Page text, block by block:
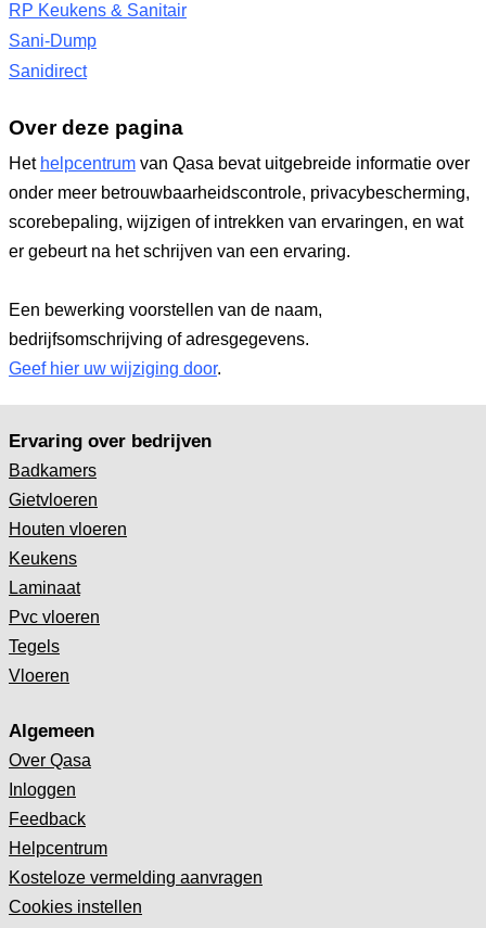
RP Keukens & Sanitair
Sani-Dump
Sanidirect
Over deze pagina
Het helpcentrum van Qasa bevat uitgebreide informatie over
onder meer betrouwbaarheidscontrole, privacybescherming,
scorebepaling, wijzigen of intrekken van ervaringen, en wat
er gebeurt na het schrijven van een ervaring.
Een bewerking voorstellen van de naam,
bedrijfsomschrijving of adresgegevens.
Geef hier uw wijziging door.
Ervaring over bedrijven
Badkamers
Gietvloeren
Houten vloeren
Keukens
Laminaat
Pvc vloeren
Tegels
Vloeren
Algemeen
Over Qasa
Inloggen
Feedback
Helpcentrum
Kosteloze vermelding aanvragen
Cookies instellen